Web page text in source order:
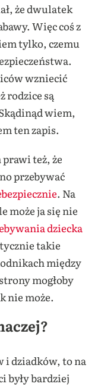
że dwulatek
Więc coś z
tylko, czemu
wzniecić
rodzice są
wiem,
ten zapis.
też, że
przebywać
. Na
może ja się nie
dziecka
takie
między
mogłoby
nie może.
i dziadków, to na
były bardziej